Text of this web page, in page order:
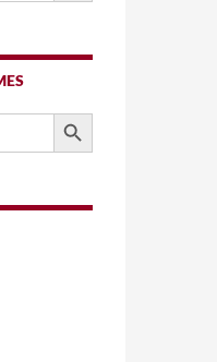
SEARCH BUTTON